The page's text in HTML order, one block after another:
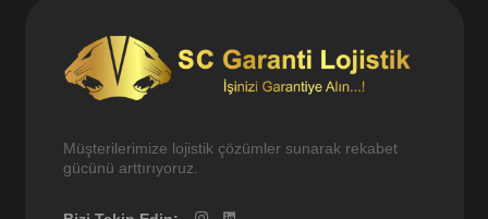
Müşterilerimize lojistik çözümler sunarak rekabet
gücünü arttırıyoruz.